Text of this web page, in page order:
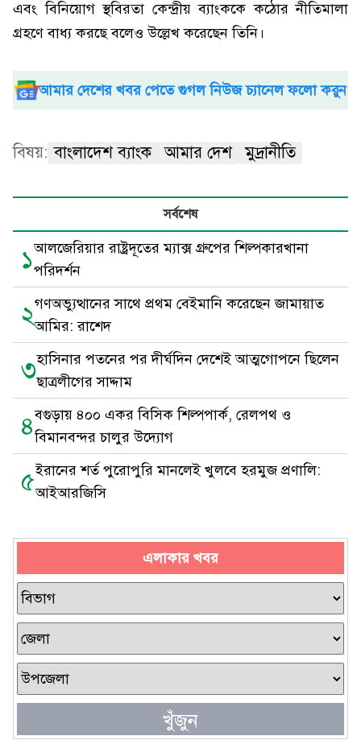
এবং বিনিয়োগ স্থবিরতা কেন্দ্রীয় ব্যাংককে কঠোর নীতিমালা
গ্রহণে বাধ্য করছে বলেও উল্লেখ করেছেন তিনি।
আমার দেশের খবর পেতে গুগল নিউজ চ্যানেল ফলো করুন
বিষয়: বাংলাদেশ ব্যাংক আমার দেশ মুদ্রানীতি
সর্বশেষ
১আলজেরিয়ার রাষ্ট্রদূতের ম্যাক্স গ্রুপের শিল্পকারখানা
পরিদর্শন
২গণঅভ্যুত্থানের সাথে প্রথম বেইমানি করেছেন জামায়াত
আমির: রাশেদ
৩হাসিনার পতনের পর দীর্ঘদিন দেশেই আত্মগোপনে ছিলেন
ছাত্রলীগের সাদ্দাম
৪বগুড়ায় ৪০০ একর বিসিক শিল্পপার্ক, রেলপথ ও
বিমানবন্দর চালুর উদ্যোগ
৫ইরানের শর্ত পুরোপুরি মানলেই খুলবে হরমুজ প্রণালি:
আইআরজিসি
এলাকার খবর
খুঁজুন